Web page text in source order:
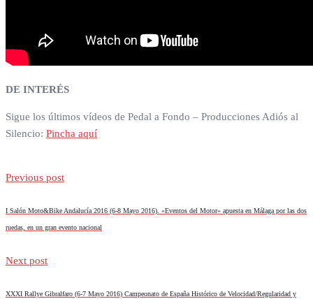
DE INTERÉS
Sigue los últimos vídeos de Pedal a Fondo – Producciones Adiós al
Silencio: Pincha aquí
Previous post
I Salón Moto&Bike Andalucía 2016 (6-8 Mayo 2016). «Eventos del Motor» apuesta en Málaga por las dos
ruedas, en un gran evento nacional
Next post
XXXI Rallye Gibralfaro (6-7 Mayo 2016) Campeonato de España Histórico de Velocidad/Regularidad y